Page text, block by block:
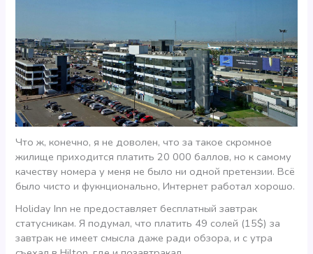
Что ж, конечно, я не доволен, что за такое скромное
жилище приходится платить 20 000 баллов, но к самому
качеству номера у меня не было ни одной претензии. Всё
было чисто и фукнционально, Интернет работал хорошо.
Holiday Inn не предоставляет бесплатный завтрак
статусникам. Я подумал, что платить 49 солей (15$) за
завтрак не имеет смысла даже ради обзора, и с утра